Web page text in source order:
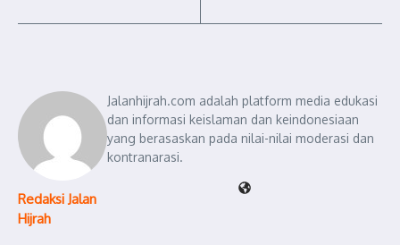
Redaksi Jalan
Hijrah
Jalanhijrah.com adalah platform media edukasi
dan informasi keislaman dan keindonesiaan
yang berasaskan pada nilai-nilai moderasi dan
kontranarasi.